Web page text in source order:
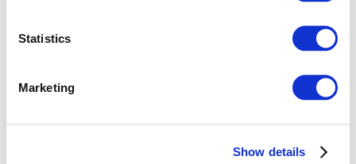
Statistics
Marketing
Show details
сблизит вас.
Прописывайте контент-планы, снимайте сразу
несколько роликов в отведенный день, разделяйте